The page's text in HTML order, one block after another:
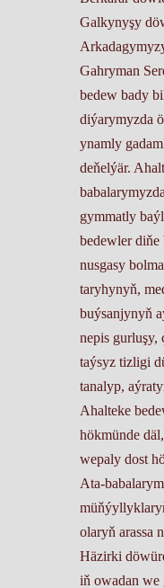
Galkynyşy
Gahryman
bedew bady
diýarymyzda
ynamly
deňelýär.
gymmatly
bedewler
nusgasy
taryhynyň,
buýsanjynyň
nepis gurluşy,
taýsyz tizligi
tanalyp,
Ahalteke
hökmünde
wepaly dost
Ata-
olaryň arassa
Häzirki
iň owadan